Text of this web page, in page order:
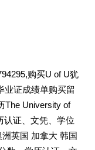
购买U of U犹
业证成绩单购买留
The University of
认证、文凭、学位
英国 加拿大 韩国